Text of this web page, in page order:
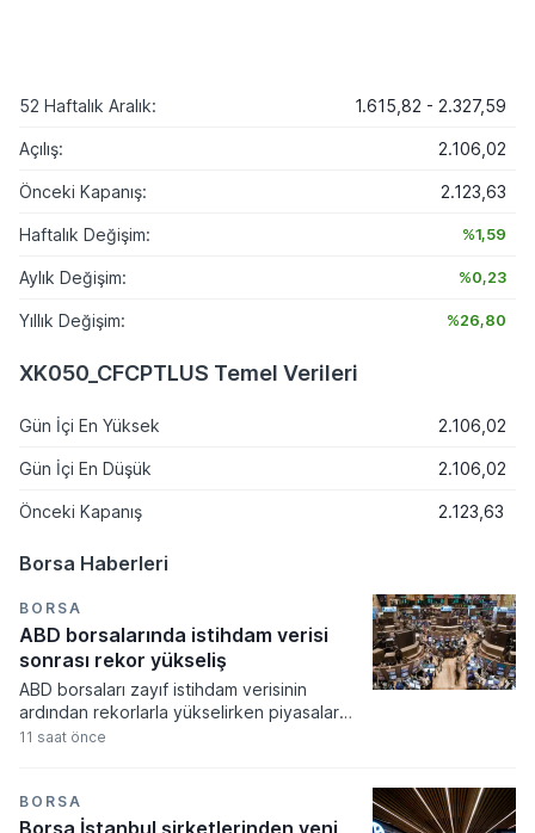
52 Haftalık Aralık: 1.615,82 - 2.327,59
Açılış: 2.106,02
Önceki Kapanış: 2.123,63
Haftalık Değişim: %1,59
Aylık Değişim: %0,23
Yıllık Değişim: %26,80
XK050_CFCPTLUS Temel Verileri
Gün İçi En Yüksek 2.106,02
Gün İçi En Düşük 2.106,02
Önceki Kapanış 2.123,63
Borsa Haberleri
BORSA
ABD borsalarında istihdam verisi
sonrası rekor yükseliş
ABD borsaları zayıf istihdam verisinin
ardından rekorlarla yükselirken piyasalar
Fed'in faiz artırım olasılığının düşmesini
haftalık bazda son yılların en yüksek
getirileri elde edildi.
11 saat önce
BORSA
Borsa İstanbul şirketlerinden yeni